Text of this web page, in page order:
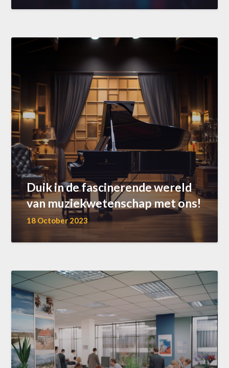
Duik in de fascinerende wereld
van muziekwetenschap met ons!
18 October 2023